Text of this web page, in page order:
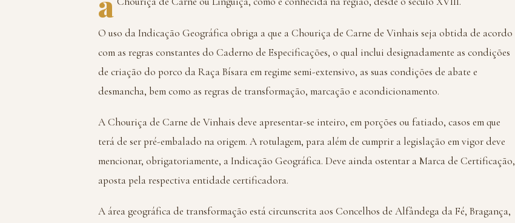
O uso da Indicação Geográfica obriga a que a Chouriça de Carne de Vinhais seja obtida de acordo
com as regras constantes do Caderno de Especificações, o qual inclui designadamente as condições
de criação do porco da Raça Bísara em regime semi-extensivo, as suas condições de abate e
desmancha, bem como as regras de transformação, marcação e acondicionamento.
A Chouriça de Carne de Vinhais deve apresentar-se inteiro, em porções ou fatiado, casos em que
terá de ser pré-embalado na origem. A rotulagem, para além de cumprir a legislação em vigor deve
mencionar, obrigatoriamente, a Indicação Geográfica. Deve ainda ostentar a Marca de Certificação,
aposta pela respectiva entidade certificadora.
A área geográfica de transformação está circunscrita aos Concelhos de Alfândega da Fé, Bragança,